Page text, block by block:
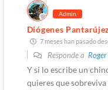
Admin
Diógenes
7 meses han pasado
Responde a Roger
Y si lo escribe un
quieres que